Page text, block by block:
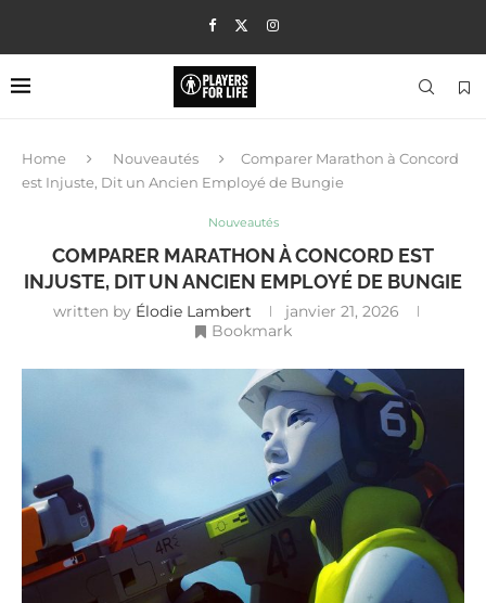
Home Nouveautés
Comparer Marathon à Concord
est Injuste, Dit un Ancien Employé de Bungie
Nouveautés
COMPARER MARATHON À CONCORD EST
INJUSTE, DIT UN ANCIEN EMPLOYÉ DE BUNGIE
written by Élodie Lambert
janvier 21, 2026
Bookmark